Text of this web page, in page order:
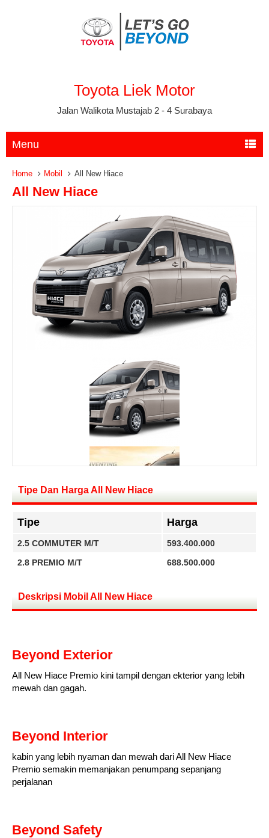
Toyota Liek Motor
Jalan Walikota Mustajab 2 - 4 Surabaya
Menu
Home Mobil All New Hiace
All New Hiace
Tipe Dan Harga All New Hiace
Tipe Harga
2.5 COMMUTER M/T
593.400.000
2.8 PREMIO M/T
688.500.000
Deskripsi Mobil All New Hiace
Beyond Exterior
All New Hiace Premio kini tampil dengan ekterior yang lebih
mewah dan gagah.
Beyond Interior
kabin yang lebih nyaman dan mewah dari All New Hiace
Premio semakin memanjakan penumpang sepanjang
perjalanan
Beyond Safety